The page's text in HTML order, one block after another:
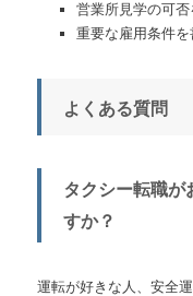
営業所見学の可
重要な雇用条件
よくある質問
タクシー転職が
すか？
運転が好きな人、安全